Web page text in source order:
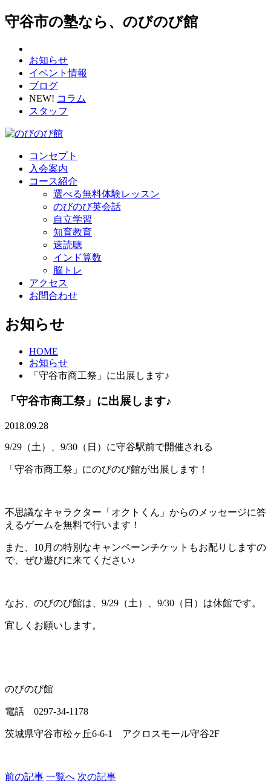
守谷市の塾なら、のびのび館
お知らせ
イベント情報
ブログ
NEW! コラム
スタッフ
コンセプト
入会案内
コース紹介
選べる無料体験レッスン
のびのび英会話
自立学習
知育教育
速読聴
インド算数
脳トレ
アクセス
お問合わせ
お知らせ
HOME
お知らせ
「守谷市商工祭」に出展します♪
「守谷市商工祭」に出展します♪
2018.09.28
9/29（土）、9/30（日）に守谷駅前で開催される
「守谷市商工祭」にのびのび館が出展します！
不思議なキャラクター「オクトくん」からのメッセージに答
えるゲームを無料で行います！
また、10月の特別なキャンペーンチケットもお配りしますの
で、ぜひ遊びに来てください♪
なお、のびのび館は、9/29（土）、9/30（日）は休館です。
宜しくお願いします。
のびのび館
電話 0297-34-1178
茨城県守谷市松ヶ丘6-6-1 アクロスモール守谷2F
前の記事 一覧へ 次の記事